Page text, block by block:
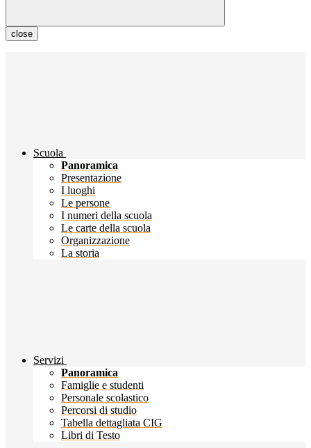
close
Scuola
Panoramica
Presentazione
I luoghi
Le persone
I numeri della scuola
Le carte della scuola
Organizzazione
La storia
Servizi
Panoramica
Famiglie e studenti
Personale scolastico
Percorsi di studio
Tabella dettagliata CIG
Libri di Testo